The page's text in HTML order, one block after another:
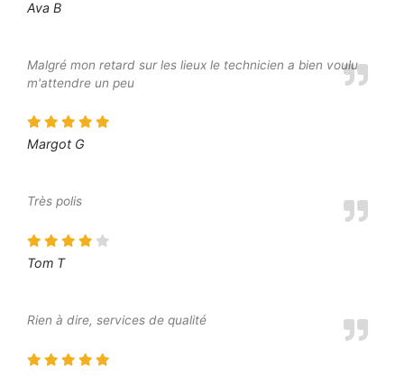
Ava B
Malgré mon retard sur les lieux le technicien a bien voulu
m'attendre un peu
Margot G
Très polis
Tom T
Rien à dire, services de qualité